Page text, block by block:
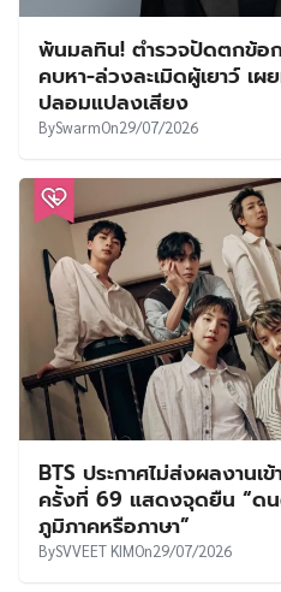
พ้นมลทิน! ตำรวจปัดตกข้อก
คบหา-ล่วงละเมิดผู้เยาว์ เ
ปลอมแปลงเสียง
BySwarmOn29/07/2026
BTS ประกาศไม่ส่งผลงานเ
ครั้งที่ 69 แสดงจุดยืน “ด
ภูมิภาคหรือภาษา”
BySVVEET KIMOn29/07/2026